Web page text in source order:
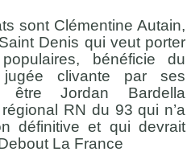
sont Clémentine Autain,
Denis qui veut porter
bénéficie du
clivante par ses
être Jordan Bardella
RN du 93 qui n’a
définitive et qui devrait
La France